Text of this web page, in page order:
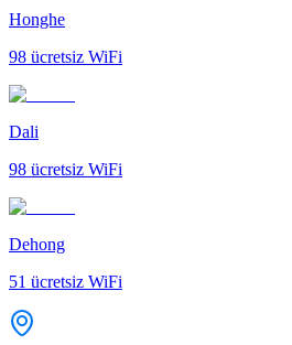
Honghe
98 ücretsiz WiFi
Dali
98 ücretsiz WiFi
Dehong
51 ücretsiz WiFi